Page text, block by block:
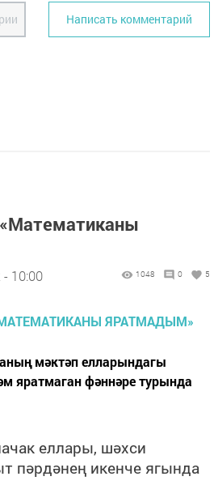
Написать комментарий
10:00 1048 0 5
мәктәп елларындагы
яратмаган фәннәре турында
еллары, шәхси
пәрдәнең икенче ягында